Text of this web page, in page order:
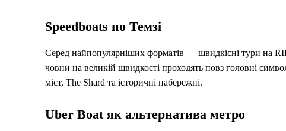
Speedboats по Темзі
Серед найпопулярніших форматів — швидкісні тури на
човни на великій швидкості проходять повз головні
міст, The Shard та історичні набережні.
Uber Boat як альтернатива метро